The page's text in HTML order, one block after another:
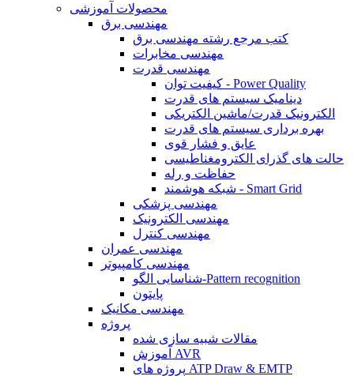
محصولات آموزشی
مهندسی برق
کتب مرجع رشته مهندسی برق
مهندسی مخابرات
مهندسی قدرت
کیفیت توان - Power Quality
دینامیک سیستم های قدرت
الکترونیک قدرت/ماشین الکتریکی
بهره برداری سیستم های قدرت
عایق و فشار قوی
حالت های گذرای الکترومغناطیسی
حفاظت و رله
شبکه هوشمند - Smart Grid
مهندسی پزشکی
مهندسی الکترونیک
مهندسی کنترل
مهندسی عمران
مهندسی کامپیوتر
شناسایی الگو-Pattern recognition
پایتون
مهندسی مکانیک
پروژه
مقالات شبیه سازی شده
آموزش AVR
پروژه های ATP Draw & EMTP